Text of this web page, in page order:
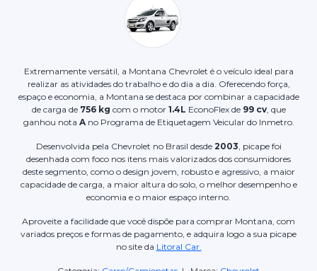
Extremamente versátil, a Montana Chevrolet é o veículo ideal para
realizar as atividades do trabalho e do dia a dia. Oferecendo força,
espaço e economia, a Montana se destaca por combinar a capacidade
de carga de756 kg com o motor 1.4L EconoFlex de 99 cv, que
ganhou nota A no Programa de Etiquetagem Veicular do Inmetro.
Desenvolvida pela Chevrolet no Brasil desde 2003 , picape foi
desenhada com foco nos itens mais valorizados dos consumidores
deste segmento, como o design jovem, robusto e agressivo, a maior
capacidade de carga, a maior altura do solo, o melhor desempenho e
economia e o maior espaço interno.
Aproveite a facilidade que você dispõe para comprar Montana, com
variados preços e formas de pagamento, e adquira logo a sua picape
no site da Litoral Car.